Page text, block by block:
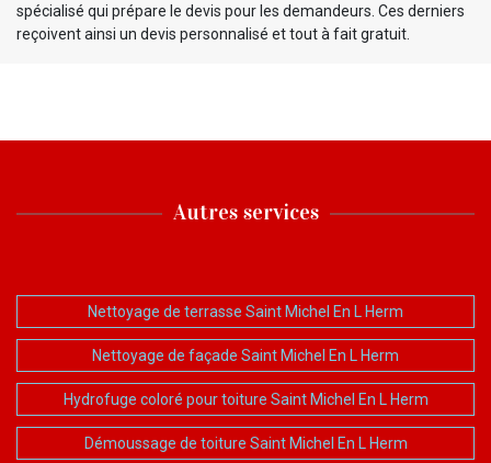
spécialisé qui prépare le devis pour les demandeurs. Ces derniers
reçoivent ainsi un devis personnalisé et tout à fait gratuit.
Autres services
Nettoyage de terrasse Saint Michel En L Herm
Nettoyage de façade Saint Michel En L Herm
Hydrofuge coloré pour toiture Saint Michel En L Herm
Démoussage de toiture Saint Michel En L Herm